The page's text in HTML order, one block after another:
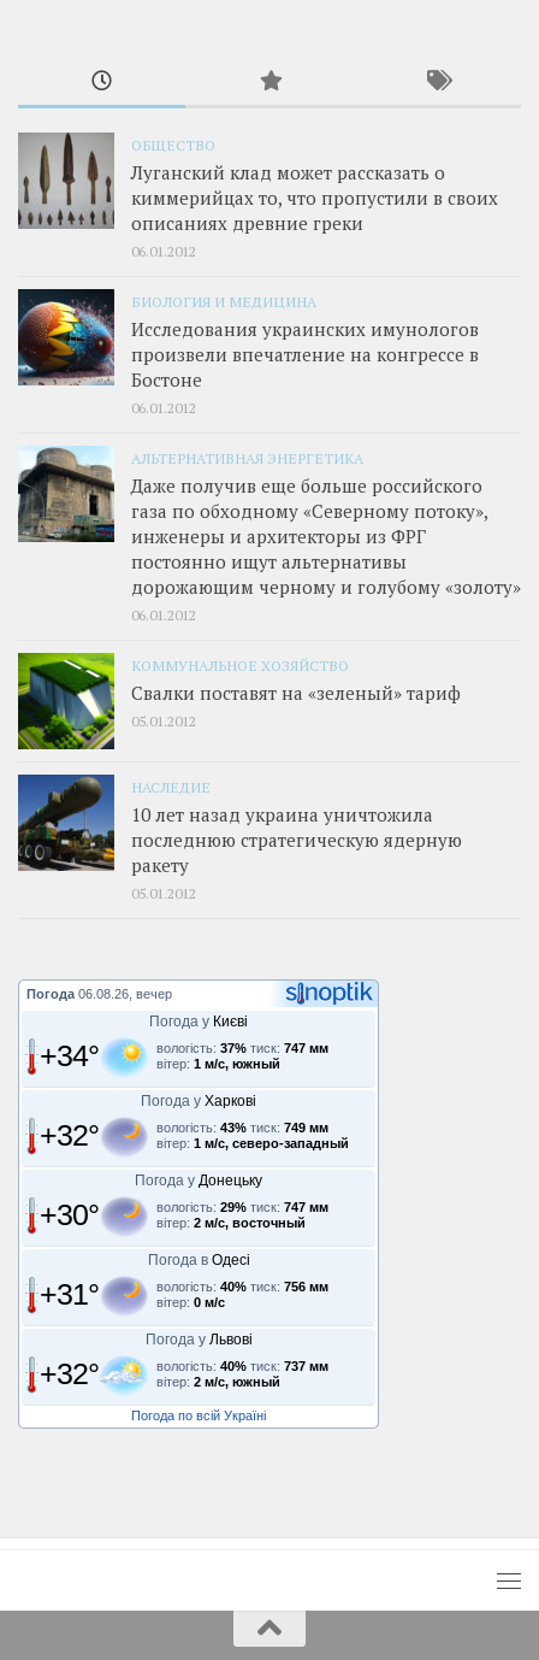
ОБЩЕСТВО
Луганский клад может рассказать о
киммерийцах то, что пропустили в своих
описаниях древние греки
06.01.2012
БИОЛОГИЯ И МЕДИЦИНА
Исследования украинских имунологов
произвели впечатление на конгрессе в
Бостоне
06.01.2012
АЛЬТЕРНАТИВНАЯ ЭНЕРГЕТИКА
Даже получив еще больше российского
газа по обходному «Северному потоку»,
инженеры и архитекторы из ФРГ
постоянно ищут альтернативы
дорожающим черному и голубому «золоту»
06.01.2012
КОММУНАЛЬНОЕ ХОЗЯЙСТВО
Свалки поставят на «зеленый» тариф
05.01.2012
НАСЛЕДИЕ
10 лет назад украина уничтожила
последнюю стратегическую ядерную
ракету
05.01.2012
Погода 06.08.26, вечер
Погода у Києві
+34° вологість: 37% тиск: 747 мм
вітер: 1 м/с, южный
Погода у Харкові
+32° вологість: 43% тиск: 749 мм
вітер: 1 м/с, северо-западный
Погода у Донецьку
+30° вологість: 29% тиск: 747 мм
вітер: 2 м/с, восточный
Погода в Одесі
+31° вологість: 40% тиск: 756 мм
вітер: 0 м/с
Погода у Львові
+32° вологість: 40% тиск: 737 мм
вітер: 2 м/с, южный
Погода по всій Україні